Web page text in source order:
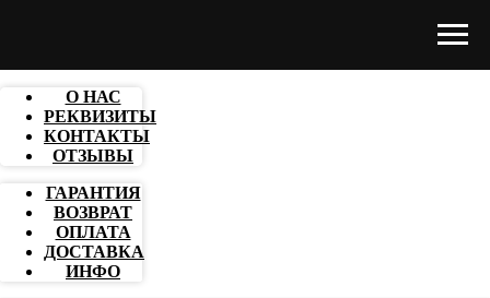
О НАС
РЕКВИЗИТЫ
КОНТАКТЫ
ОТЗЫВЫ
ГАРАНТИЯ
ВОЗВРАТ
ОПЛАТА
ДОСТАВКА
ИНФО